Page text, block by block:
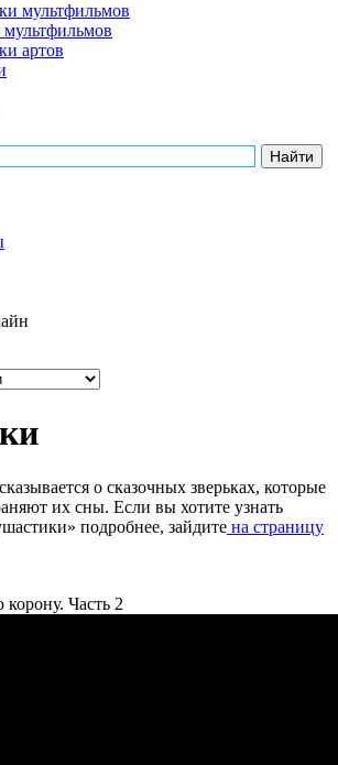
мультфильмов
артов
о сказочных зверьках, которые
их сны. Если вы хотите узнать
подробнее, зайдите на страницу
Часть 2